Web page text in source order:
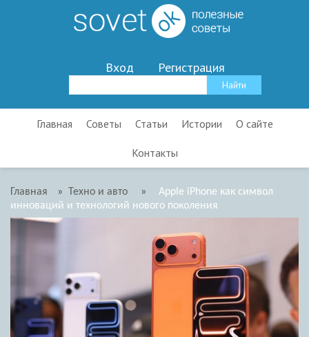
Вход Регистрация
Главная Советы Статьи Истории О сайте
Контакты
Главная » Техно и авто »
Apple iPhone как символ
инноваций и технологий нового поколения